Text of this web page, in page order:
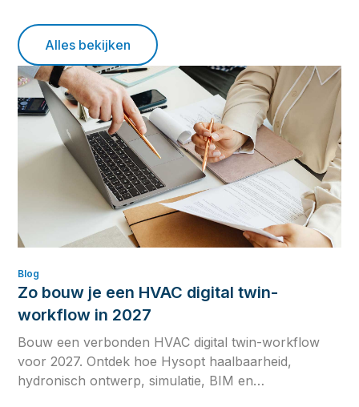
Alles bekijken
Blog
Zo bouw je een HVAC digital twin-
workflow in 2027
Bouw een verbonden HVAC digital twin-workflow
voor 2027. Ontdek hoe Hysopt haalbaarheid,
hydronisch ontwerp, simulatie, BIM en